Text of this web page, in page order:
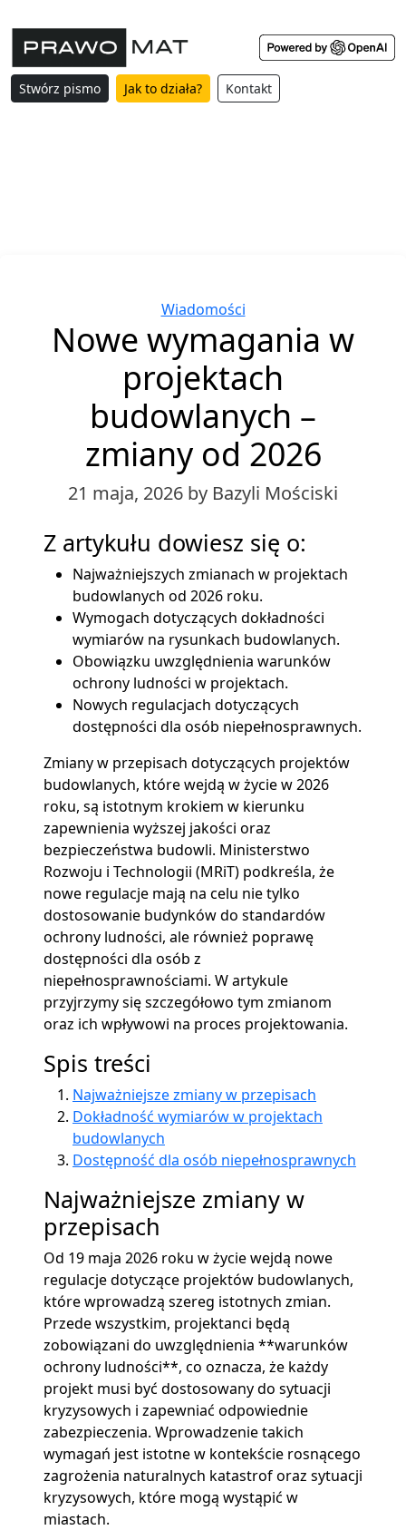
Stwórz pismo Jak to działa? Kontakt
Categories
Wiadomości
Nowe wymagania w
projektach
budowlanych –
zmiany od 2026
21 maja, 2026 by Bazyli Mościski
Z artykułu dowiesz się o:
Najważniejszych zmianach w projektach
budowlanych od 2026 roku.
Wymogach dotyczących dokładności
wymiarów na rysunkach budowlanych.
Obowiązku uwzględnienia warunków
ochrony ludności w projektach.
Nowych regulacjach dotyczących
dostępności dla osób niepełnosprawnych.
Zmiany w przepisach dotyczących projektów
budowlanych, które wejdą w życie w 2026
roku, są istotnym krokiem w kierunku
zapewnienia wyższej jakości oraz
bezpieczeństwa budowli. Ministerstwo
Rozwoju i Technologii (MRiT) podkreśla, że
nowe regulacje mają na celu nie tylko
dostosowanie budynków do standardów
ochrony ludności, ale również poprawę
dostępności dla osób z
niepełnosprawnościami. W artykule
przyjrzymy się szczegółowo tym zmianom
oraz ich wpływowi na proces projektowania.
Spis treści
Najważniejsze zmiany w przepisach
Dokładność wymiarów w projektach
budowlanych
Dostępność dla osób niepełnosprawnych
Najważniejsze zmiany w
przepisach
Od 19 maja 2026 roku w życie wejdą nowe
regulacje dotyczące projektów budowlanych,
które wprowadzą szereg istotnych zmian.
Przede wszystkim, projektanci będą
zobowiązani do uwzględnienia **warunków
ochrony ludności**, co oznacza, że każdy
projekt musi być dostosowany do sytuacji
kryzysowych i zapewniać odpowiednie
zabezpieczenia. Wprowadzenie takich
wymagań jest istotne w kontekście rosnącego
zagrożenia naturalnych katastrof oraz sytuacji
kryzysowych, które mogą wystąpić w
miastach.